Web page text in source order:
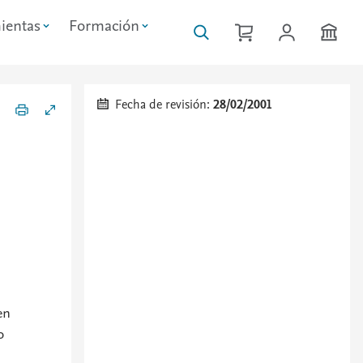
Formación
Fecha de revisión:28/02/2001